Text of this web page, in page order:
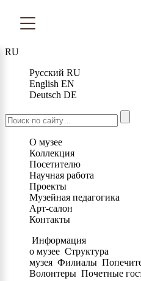
RU
Русский RU
English EN
Deutsch DE
О музее
Коллекция
Посетителю
Научная работа
Проекты
Музейная педагогика
Арт-салон
Контакты
Информация
о музее Структура
музея Филиалы
Волонтеры Почетные